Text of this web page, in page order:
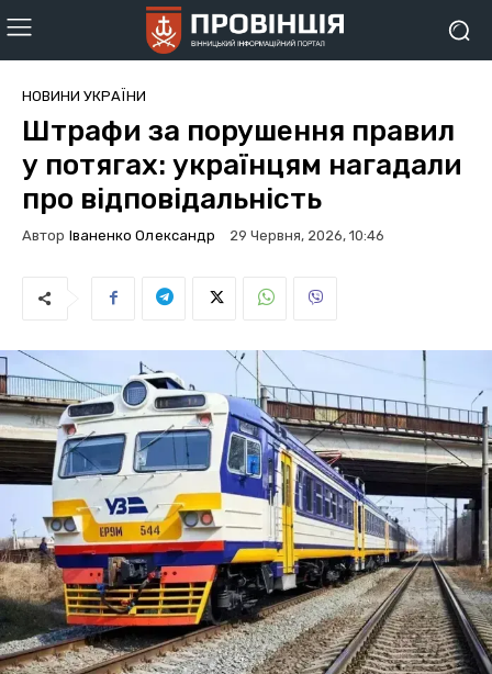
НОВИНИ УКРАЇНИ
Штрафи за порушення правил
у потягах: українцям нагадали
про відповідальність
Автор Іваненко Олександр 29 Червня, 2026, 10:46